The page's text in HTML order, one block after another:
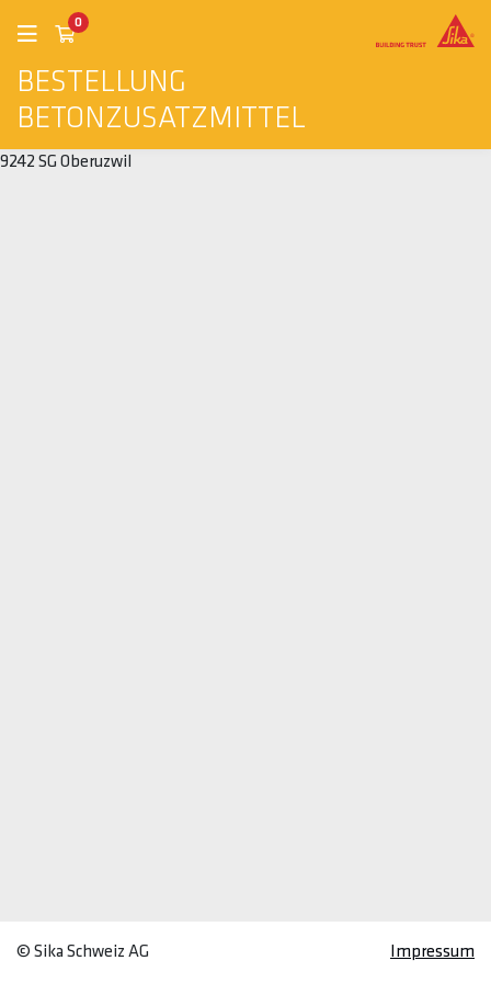
BESTELLUNG
BETONZUSATZMITTEL
0
9242 SG Oberuzwil
© Sika Schweiz AG Impressum